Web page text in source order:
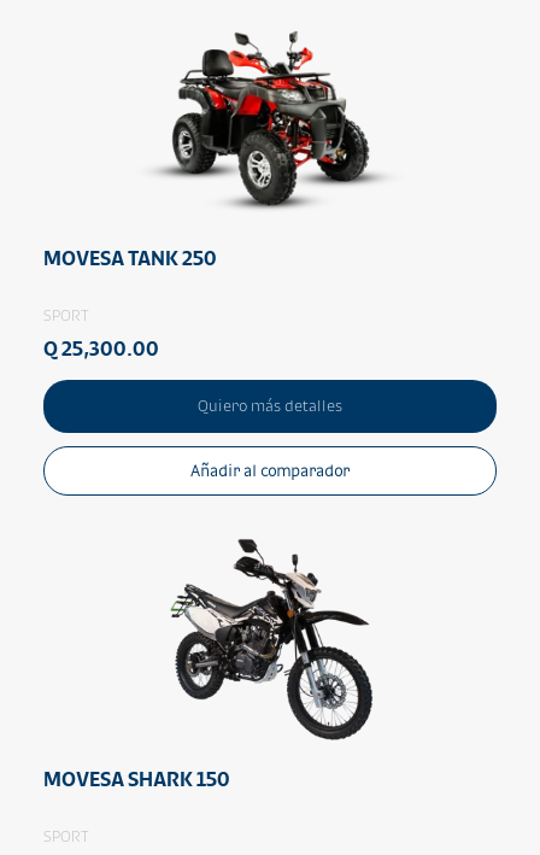
MOVESA TANK 250
SPORT
Q 25,300.00
Quiero más detalles
Añadir al comparador
MOVESA SHARK 150
SPORT